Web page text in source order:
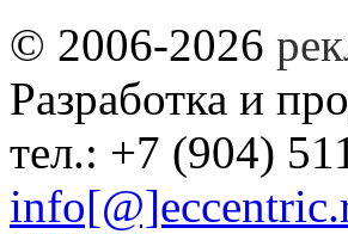
© 2006-2026
Разработка и
тел.: +7 (904)